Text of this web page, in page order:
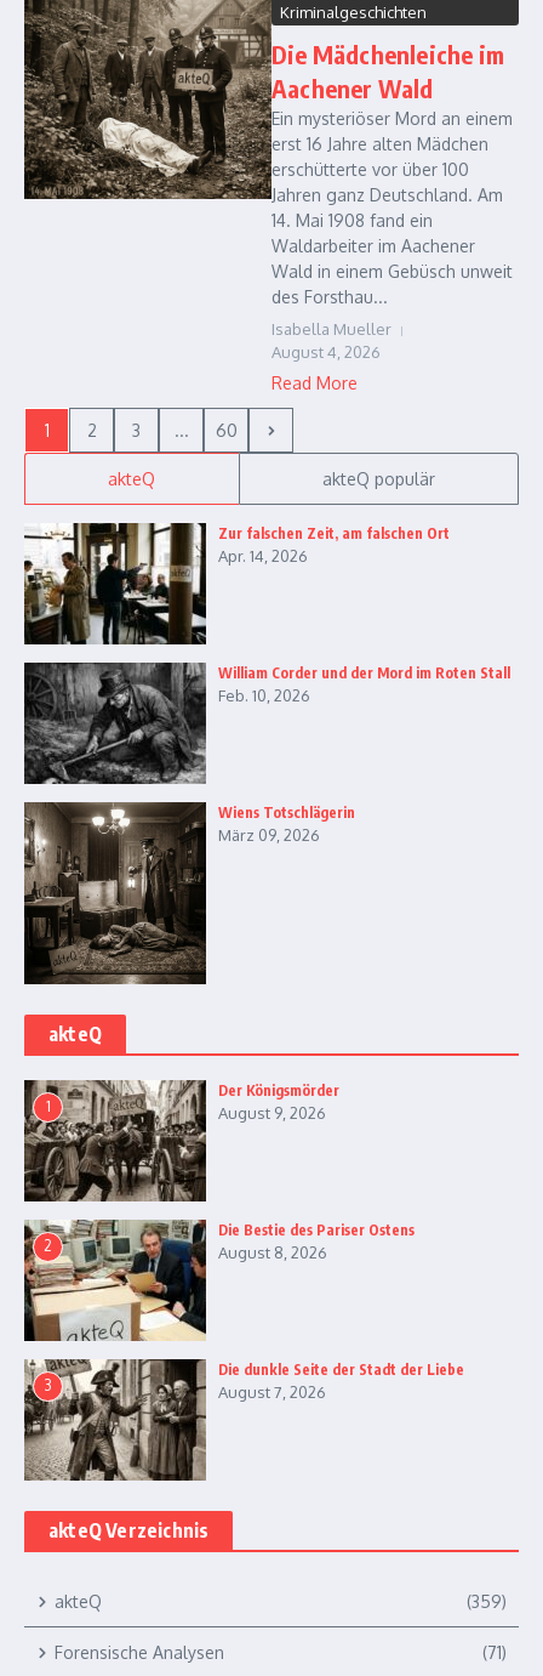
Kriminalgeschichten
Die Mädchenleiche im
Aachener Wald
Ein mysteriöser Mord an einem
erst 16 Jahre alten Mädchen
erschütterte vor über 100
Jahren ganz Deutschland. Am
14. Mai 1908 fand ein
Waldarbeiter im Aachener
Wald in einem Gebüsch unweit
des Forsthau...
Isabella Mueller
August 4, 2026
Read More
1 2 3 ... 60
akteQ akteQ populär
Zur falschen Zeit, am falschen Ort
Apr. 14, 2026
William Corder und der Mord im Roten Stall
Feb. 10, 2026
Wiens Totschlägerin
März 09, 2026
akteQ
1
Der Königsmörder
August 9, 2026
2
Die Bestie des Pariser Ostens
August 8, 2026
3
Die dunkle Seite der Stadt der Liebe
August 7, 2026
akteQ Verzeichnis
akteQ (359)
Forensische Analysen (71)